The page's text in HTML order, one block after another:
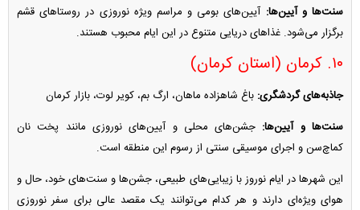
سنت‌ها و آیین‌ها: آیین‌های بومی و مراسم ویژه نوروزی در روستا‌های قشم
برگزار می‌شود. غذا‌های دریایی متنوع در این ایام محبوب هستند.
۱۰. کرمان (استان کرمان)
جاذبه‌های گردشگری: باغ شاهزاده ماهان، ارگ بم، کویر لوت، بازار کرمان
سنت‌ها و آیین‌ها: جشن‌های محلی و آیین‌های نوروزی مانند پخت نان
کماچ‌سن و اجرای موسیقی سنتی از رسوم این منطقه است.
این شهر‌ها در ایام نوروز با زیبایی‌های طبیعی، جشن‌ها و سنت‌های خود، حال و
هوای ویژه‌ای دارند و هر کدام می‌توانند یک مقصد عالی برای سفر نوروزی